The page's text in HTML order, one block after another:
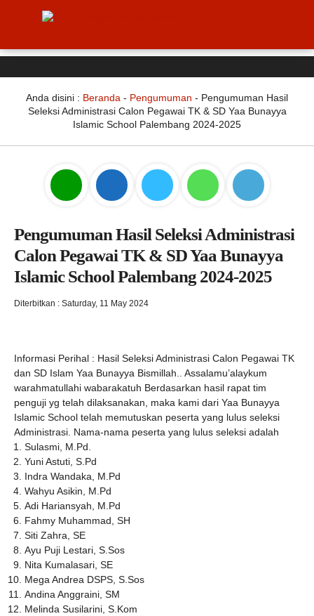
Anda disini : Beranda - Pengumuman - Pengumuman Hasil
Seleksi Administrasi Calon Pegawai TK & SD Yaa Bunayya
Islamic School Palembang 2024-2025
Pengumuman Hasil Seleksi Administrasi
Calon Pegawai TK & SD Yaa Bunayya
Islamic School Palembang 2024-2025
Diterbitkan : Saturday, 11 May 2024
Informasi Perihal : Hasil Seleksi Administrasi Calon Pegawai TK
dan SD Islam Yaa Bunayya Bismillah.. Assalamu’alaykum
warahmatullahi wabarakatuh Berdasarkan hasil rapat tim
penguji yg telah dilaksanakan, maka kami dari Yaa Bunayya
Islamic School telah memutuskan peserta yang lulus seleksi
Administrasi. Nama-nama peserta yang lulus seleksi adalah
Sulasmi, M.Pd.
Yuni Astuti, S.Pd
Indra Wandaka, M.Pd
Wahyu Asikin, M.Pd
Adi Hariansyah, M.Pd
Fahmy Muhammad, SH
Siti Zahra, SE
Ayu Puji Lestari, S.Sos
Nita Kumalasari, SE
Mega Andrea DSPS, S.Sos
Andina Anggraini, SM
Melinda Susilarini, S.Kom